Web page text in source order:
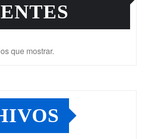
que mostrar.